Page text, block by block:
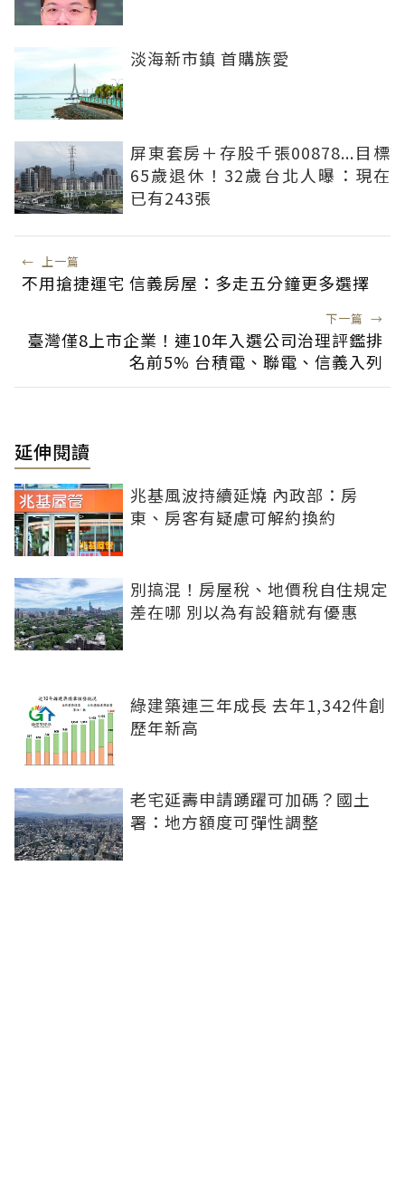
淡海新市鎮 首購族愛
屏東套房＋存股千張00878...目標
65歲退休！32歲台北人曝：現在
已有243張
← 上一篇
不用搶捷運宅 信義房屋：多走五分鐘更多選擇
下一篇 →
臺灣僅8上市企業！連10年入選公司治理評鑑排
名前5% 台積電、聯電、信義入列
延伸閱讀
兆基風波持續延燒 內政部：房
東、房客有疑慮可解約換約
別搞混！房屋稅、地價稅自住規定
差在哪 別以為有設籍就有優惠
綠建築連三年成長 去年1,342件創
歷年新高
老宅延壽申請踴躍可加碼？國土
署：地方額度可彈性調整